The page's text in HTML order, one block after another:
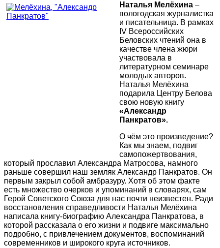
Наталья Мелёхина –
вологодская журналистка
и писательница. В рамках
IV Всероссийских
Беловских чтений она в
качестве члена жюри
участвовала в
литературном семинаре
молодых авторов.
Наталья Мелёхина
подарила Центру Белова
свою новую книгу
«Александр
Панкратов».
О чём это произведение?
Как мы знаем, подвиг
самопожертвования,
который прославил Александра Матросова, намного
раньше совершил наш земляк Александр Панкратов. Он
первым закрыл собой амбразуру. Хотя об этом факте
есть множество очерков и упоминаний в словарях, сам
Герой Советского Союза для нас почти неизвестен. Ради
восстановления справедливости Наталья Мелёхина
написала книгу-биографию Александра Панкратова, в
которой рассказала о его жизни и подвиге максимально
подробно, с привлечением документов, воспоминаний
современников и широкого круга источников.